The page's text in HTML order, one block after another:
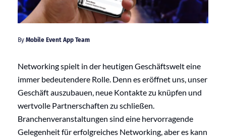
By Mobile Event App Team
Networking spielt in der heutigen Geschäftswelt eine
immer bedeutendere Rolle. Denn es eröffnet uns, unser
Geschäft auszubauen, neue Kontakte zu knüpfen und
wertvolle Partnerschaften zu schließen.
Branchenveranstaltungen sind eine hervorragende
Gelegenheit für erfolgreiches Networking, aber es kann